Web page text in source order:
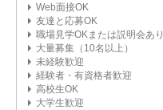
Web面接OK
友達と応募OK
職場見学OKまたは説明会あり
大量募集（10名以上）
未経験歓迎
経験者・有資格者歓迎
高校生OK
大学生歓迎